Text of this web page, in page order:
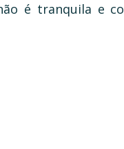
é tranquila e